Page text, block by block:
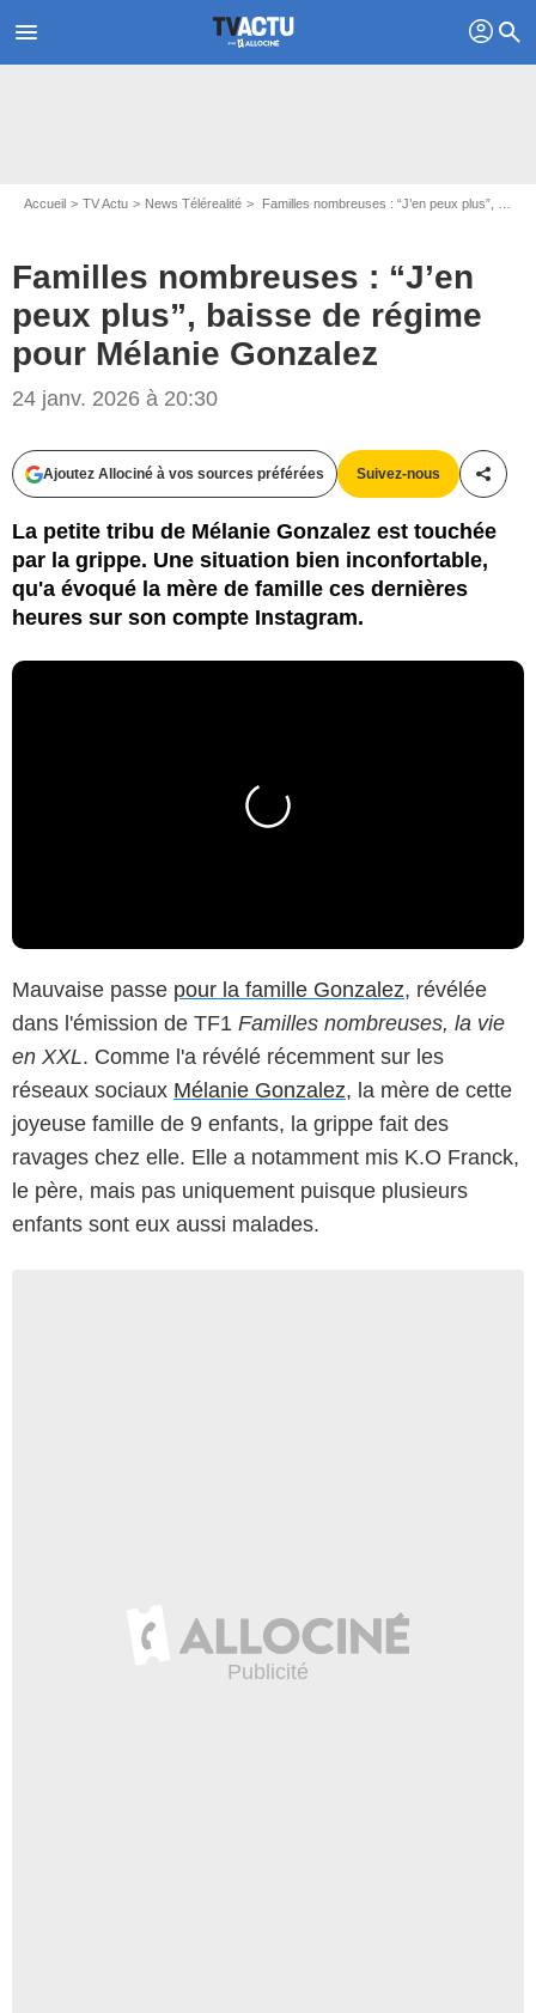
menu profil search
Accueil TV Actu News Télérealité Familles nombreuses : “J’en peux plus”, baisse de régime pour Mélanie Gonzalez
Familles nombreuses : “J’en
peux plus”, baisse de régime
pour Mélanie Gonzalez
24 janv. 2026 à 20:30
Ajoutez Allociné à vos sources préférées Suivez-nous
La petite tribu de Mélanie Gonzalez est touchée
par la grippe. Une situation bien inconfortable,
qu'a évoqué la mère de famille ces dernières
heures sur son compte Instagram.
Mauvaise passe pour la famille Gonzalez, révélée
dans l'émission de TF1 Familles nombreuses, la vie
en XXL. Comme l'a révélé récemment sur les
réseaux sociaux Mélanie Gonzalez, la mère de cette
joyeuse famille de 9 enfants, la grippe fait des
ravages chez elle. Elle a notamment mis K.O Franck,
le père, mais pas uniquement puisque plusieurs
enfants sont eux aussi malades.